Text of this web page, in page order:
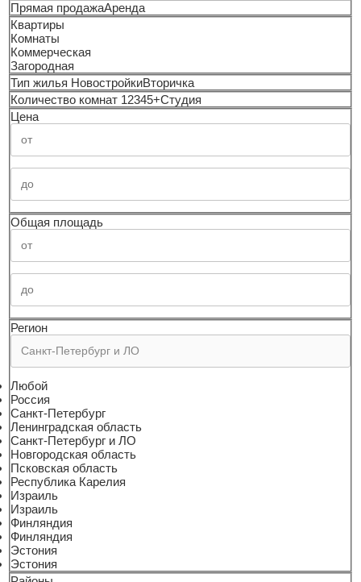
Прямая продажаАренда
Квартиры
Комнаты
Коммерческая
Загородная
Тип жилья НовостройкиВторичка
Количество комнат 12345+Студия
Цена
Общая площадь
Регион
Любой
Россия
Санкт-Петербург
Ленинградская область
Санкт-Петербург и ЛО
Новгородская область
Псковская область
Республика Карелия
Израиль
Израиль
Финляндия
Финляндия
Эстония
Эстония